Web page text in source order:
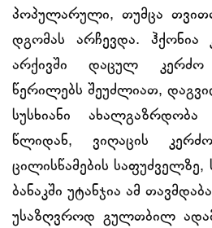
პოპულარული, თუმცა
დგომას არჩევდა. ჰქონია
არქივში დაცულ
წერილებს შეუძლიათ,
სუსხიანი ახალგაზრდობა
წლიდან, ვიღაცის
ცილისწამების
ბანაკში უტანჯია ამ
უსაზღვროდ გულთბილ